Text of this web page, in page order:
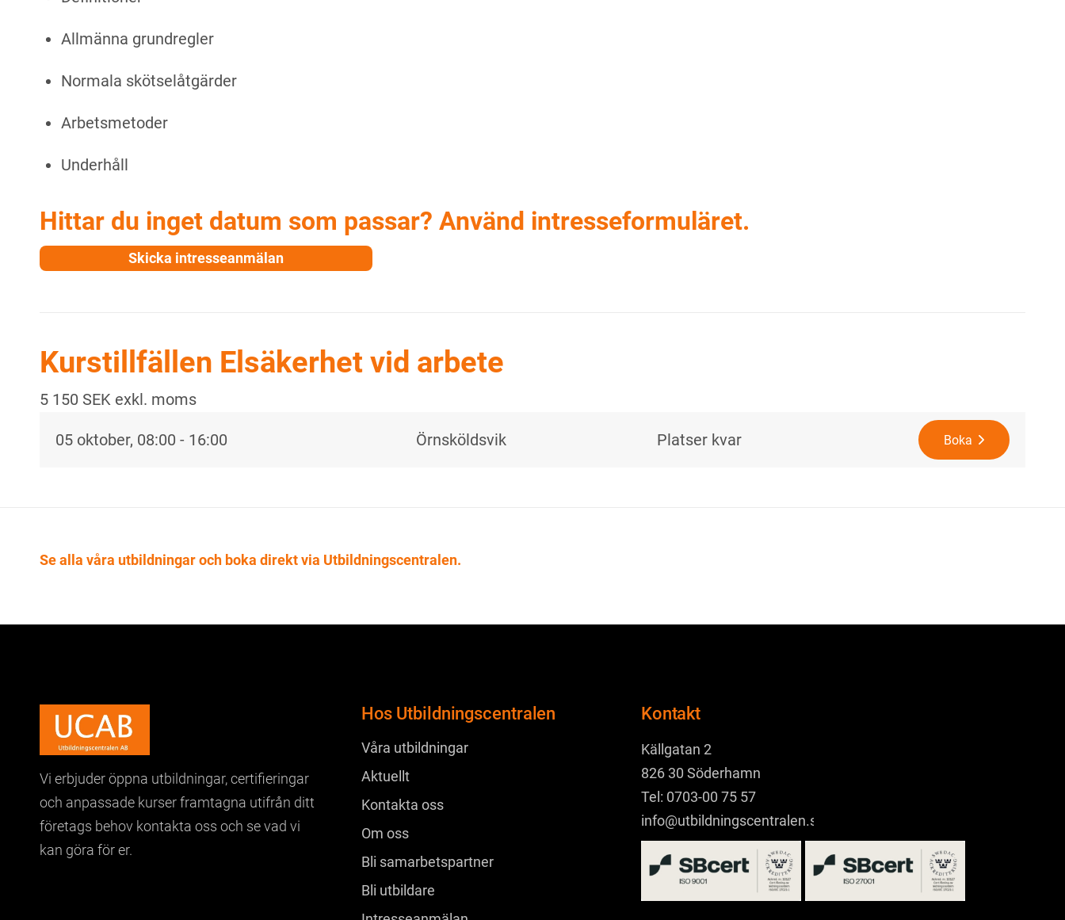
Allmänna grundregler
Normala skötselåtgärder
Arbetsmetoder
Underhåll
Hittar du inget datum som passar? Använd intresseformuläret.
Skicka intresseanmälan
Kurstillfällen Elsäkerhet vid arbete
5 150 SEK exkl. moms
05 oktober, 08:00 - 16:00 Örnsköldsvik Platser kvar Boka
Se alla våra utbildningar och boka direkt via Utbildningscentralen.
Vi erbjuder öppna utbildningar,certifieringar
och anpassade kurserframtagna utifrån ditt
företags behov kontakta oss och se vad vi
kan göra för er.
Hos Utbildningscentralen
Våra utbildningar
Aktuellt
Kontakta oss
Om oss
Bli samarbetspartner
Bli utbildare
Kontakt
Källgatan 2
826 30 Söderhamn
Tel: 0703-00 75 57
info@utbildningscentralen.se